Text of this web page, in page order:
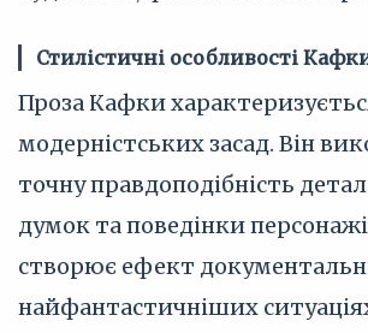
Стилістичні особливості
Проза Кафки
модерністських засад. Він
точну правдоподібність
думок та поведінки
створює ефект
найфантастичніших